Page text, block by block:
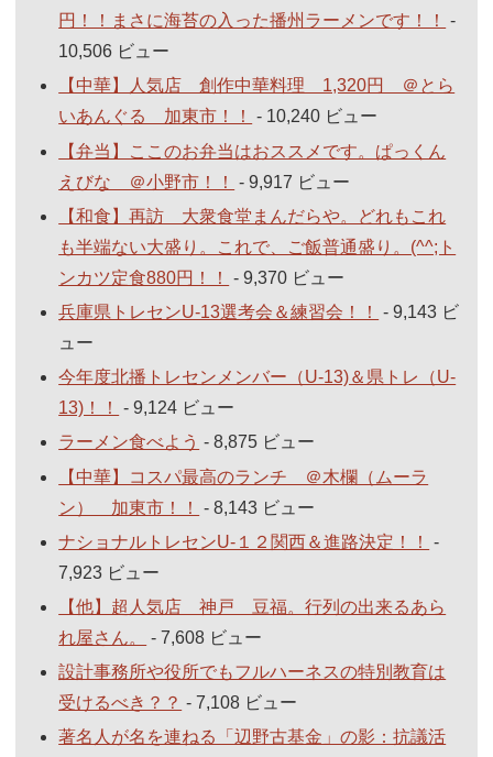
円！！まさに海苔の入った播州ラーメンです！！
-
10,506 ビュー
【中華】人気店 創作中華料理 1,320円 ＠とら
いあんぐる 加東市！！
- 10,240 ビュー
【弁当】ここのお弁当はおススメです。ぱっくん
えびな ＠小野市！！
- 9,917 ビュー
【和食】再訪 大衆食堂まんだらや。どれもこれ
も半端ない大盛り。これで、ご飯普通盛り。(^^;ト
ンカツ定食880円！！
- 9,370 ビュー
兵庫県トレセンU-13選考会＆練習会！！
- 9,143 ビ
ュー
今年度北播トレセンメンバー（U-13)＆県トレ（U-
13)！！
- 9,124 ビュー
ラーメン食べよう - 8,875 ビュー
【中華】コスパ最高のランチ ＠木欄（ムーラ
ン） 加東市！！
- 8,143 ビュー
ナショナルトレセンU-１２関西＆進路決定！！
-
7,923 ビュー
【他】超人気店 神戸 豆福。行列の出来るあら
れ屋さん。
- 7,608 ビュー
設計事務所や役所でもフルハーネスの特別教育は
受けるべき？？ - 7,108 ビュー
著名人が名を連ねる「辺野古基金」の影：抗議活